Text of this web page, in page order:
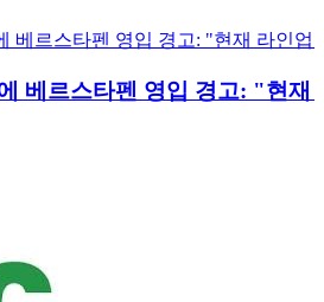
베르스타펜 영입 경고: "현재